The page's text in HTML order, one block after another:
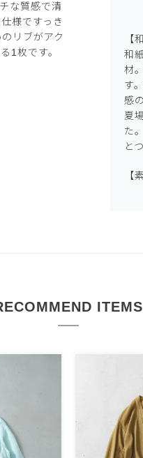
な質感で清
様ですっき
リブがアク
1枚です。
【
和
材
す
感
夏
た
と
【
ITEMS